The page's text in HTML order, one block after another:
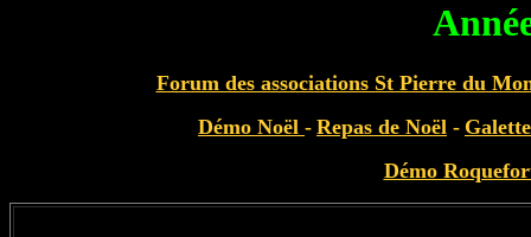
Forum des associations St Pierre du
Démo Noël - Repas de Noël -
Démo